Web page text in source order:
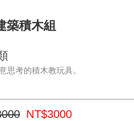
築積木組
思考的積木教玩具。
NT$3000